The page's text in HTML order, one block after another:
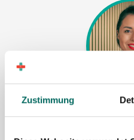
Zustimmung
Susanne Schwake-Karl